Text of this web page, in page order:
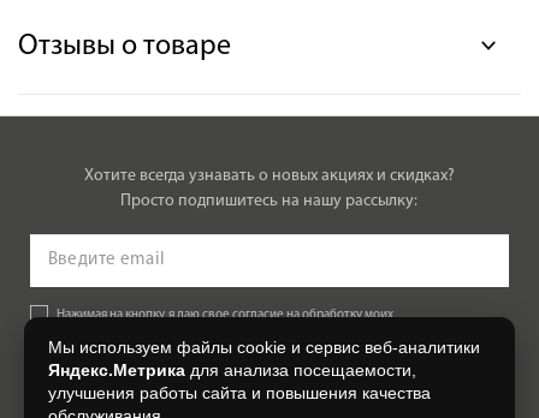
Отзывы о товаре
Хотите всегда узнавать о новых акциях и скидках?
Просто подпишитесь на нашу рассылку:
Нажимая на кнопку, я даю свое согласие на обработку моих
Согласии на обработку персональных данных.
Мы используем файлы cookie и сервис веб-аналитики
Яндекс.Метрика для анализа посещаемости,
улучшения работы сайта и повышения качества